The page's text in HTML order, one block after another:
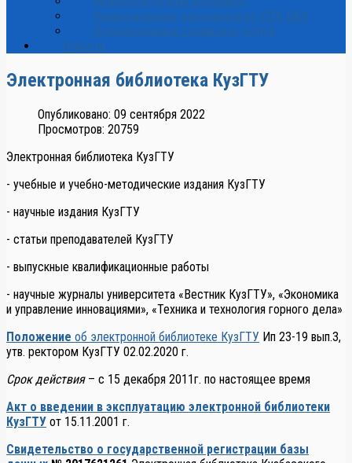
Индексирование документов по УДК, ББК
Дополнительные сервисные услуги
Новости
Электронная библиотека КузГТУ
Опубликовано: 09 сентября 2022
Просмотров: 20759
Электронная библиотека КузГТУ
- учебные и учебно-методические издания КузГТУ
- научные издания КузГТУ
- статьи преподавателей КузГТУ
- выпускные квалификационные работы
- научные журналы университета «Вестник КузГТУ», «Экономика
и управление инновациями», «Техника и технология горного дела»
Положение об электронной библиотеке КузГТУ Ип 23-19 вып.3,
утв. ректором КузГТУ 02.02.2020 г.
Срок действия– с 15 декабря 2011г. по настоящее время
Акт о введении в эксплуатацию электронной библиотеки
КузГТУ от 15.11.2001 г.
Свидетельство о государственной регистрации базы